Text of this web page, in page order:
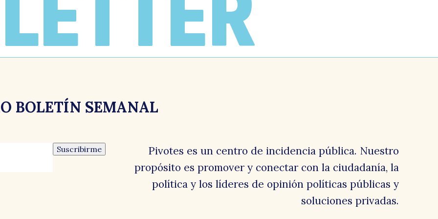
BOLETÍN SEMANAL
Suscribirme
Pivotes es un centro de incidencia pública. Nuestro
propósito es promover y conectar con la ciudadanía, la
política y los líderes de opinión políticas públicas y
soluciones privadas.